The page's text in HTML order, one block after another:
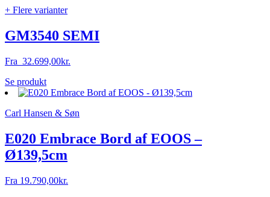
+ Flere varianter
GM3540 SEMI
Fra 32.699,00kr.
Se produktDette
vare
flere
Mulighederne
kan
vælges
varesiden
Carl Hansen & Søn
E020 Embrace Bord af EOOS –
Ø139,5cm
Fra 19.790,00kr.